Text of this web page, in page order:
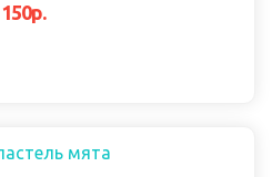
150р.